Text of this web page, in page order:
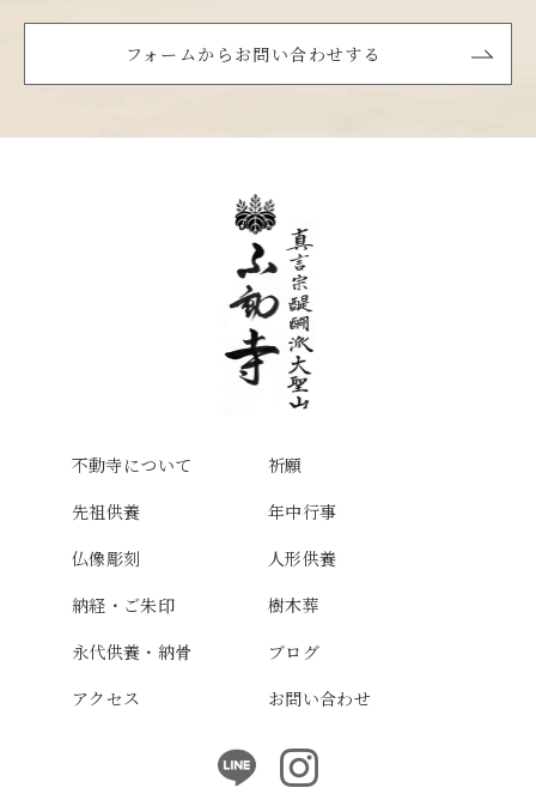
フォームからお問い合わせする
不動寺について
祈願
先祖供養
年中行事
仏像彫刻
人形供養
納経・ご朱印
樹木葬
永代供養・納骨
ブログ
アクセス
お問い合わせ